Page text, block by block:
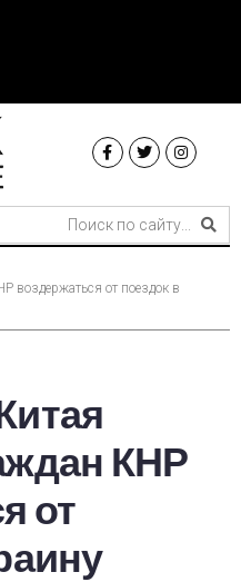
воздержаться от поездок в
КНР
от